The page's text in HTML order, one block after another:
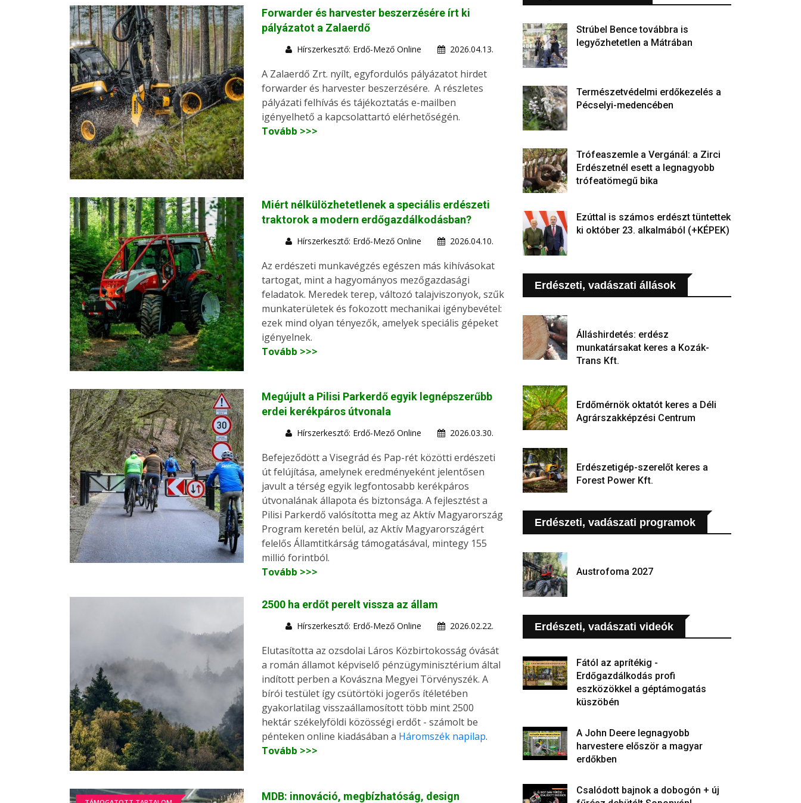
Forwarder és harvester beszerzésére írt ki
pályázatot a Zalaerdő
Hírszerkesztő: Erdő-Mező Online 2026.04.13.
A Zalaerdő Zrt. nyílt, egyfordulós pályázatot hirdet
forwarder és harvester beszerzésére. A részletes
pályázati felhívás és tájékoztatás e-mailben
igényelhető a kapcsolattartó elérhetőségén.
Tovább >>>
Miért nélkülözhetetlenek a speciális erdészeti
traktorok a modern erdőgazdálkodásban?
Hírszerkesztő: Erdő-Mező Online 2026.04.10.
Az erdészeti munkavégzés egészen más kihívásokat
tartogat, mint a hagyományos mezőgazdasági
feladatok. Meredek terep, változó talajviszonyok, szűk
munkaterületek és fokozott mechanikai igénybevétel:
ezek mind olyan tényezők, amelyek speciális gépeket
igényelnek.
Tovább >>>
Megújult a Pilisi Parkerdő egyik legnépszerűbb
erdei kerékpáros útvonala
Hírszerkesztő: Erdő-Mező Online 2026.03.30.
Befejeződött a Visegrád és Pap-rét közötti erdészeti
út felújítása, amelynek eredményeként jelentősen
javult a térség egyik legfontosabb kerékpáros
útvonalának állapota és biztonsága. A fejlesztést a
Pilisi Parkerdő valósította meg az Aktív Magyarország
Program keretén belül, az Aktív Magyarországért
felelős Államtitkárság támogatásával, mintegy 155
millió forintból.
Tovább >>>
2500 ha erdőt perelt vissza az állam
Hírszerkesztő: Erdő-Mező Online 2026.02.22.
Elutasította az ozsdolai Láros Közbirtokosság óvását
a román államot képviselő pénzügyminisztérium által
indított perben a Kovászna Megyei Törvényszék. A
bírói testület így csütörtöki jogerős ítéletében
gyakorlatilag visszaállamosított több mint 2500
hektár székelyföldi közösségi erdőt - számolt be
pénteken online kiadásában a Háromszék napilap.
Tovább >>>
MDB: innováció, megbízhatóság, design
Strúbel Bence továbbra is
legyőzhetetlen a Mátrában
Természetvédelmi erdőkezelés a
Pécselyi-medencében
Trófeaszemle a Vergánál: a Zirci
Erdészetnél esett a legnagyobb
trófeatömegű bika
Ezúttal is számos erdészt tüntettek
ki október 23. alkalmából (+KÉPEK)
Erdészeti, vadászati állások
Álláshirdetés: erdész
munkatársakat keres a Kozák-
Trans Kft.
Erdőmérnök oktatót keres a Déli
Agrárszakképzési Centrum
Erdészetigép-szerelőt keres a
Forest Power Kft.
Erdészeti, vadászati programok
Austrofoma 2027
Erdészeti, vadászati videók
Fától az aprítékig -
Erdőgazdálkodás profi
eszközökkel a géptámogatás
küszöbén
A John Deere legnagyobb
harvestere először a magyar
erdőkben
Csalódott bajnok a dobogón + új